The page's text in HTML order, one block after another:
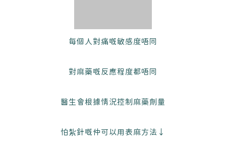
每個人對痛嘅敏感度唔同
對麻藥嘅反應程度都唔同
醫生會根據情況控制麻藥劑量
怕紮針嘅仲可以用表麻方法↓